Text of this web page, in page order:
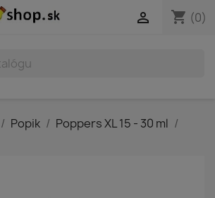
shopping_cart (0)

Popik
Poppers XL 15 - 30 ml